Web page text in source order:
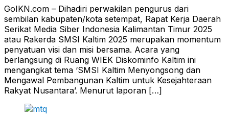
GoIKN.com – Dihadiri perwakilan pengurus dari
sembilan kabupaten/kota setempat, Rapat Kerja Daerah
Serikat Media Siber Indonesia Kalimantan Timur 2025
atau Rakerda SMSI Kaltim 2025 merupakan momentum
penyatuan visi dan misi bersama. Acara yang
berlangsung di Ruang WIEK Diskominfo Kaltim ini
mengangkat tema ‘SMSI Kaltim Menyongsong dan
Mengawal Pembangunan Kaltim untuk Kesejahteraan
Rakyat Nusantara’. Menurut laporan […]